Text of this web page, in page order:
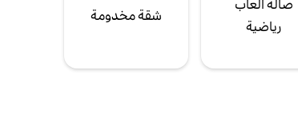
صالة ألعاب
رياضية
شقة مخدومة